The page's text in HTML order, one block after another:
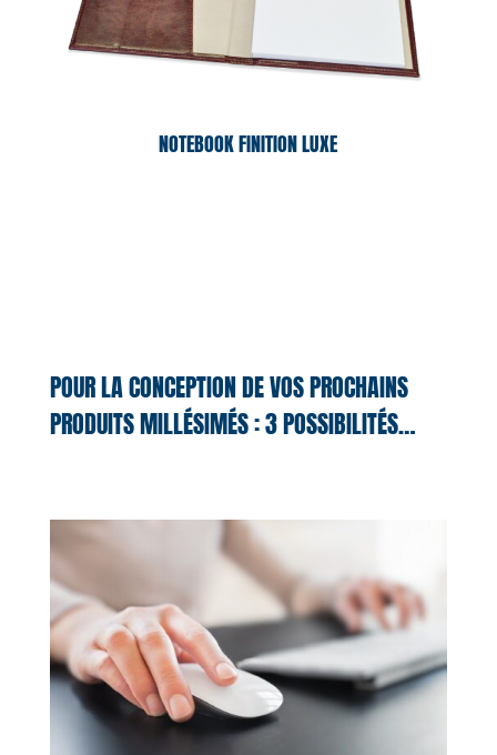
NOTEBOOK FINITION LUXE
POUR LA CONCEPTION DE VOS PROCHAINS
PRODUITS MILLÉSIMÉS : 3 POSSIBILITÉS…